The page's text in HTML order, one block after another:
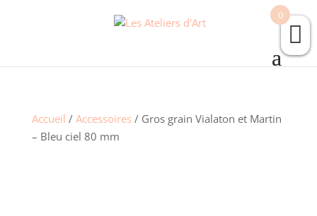
Accueil / Accessoires/ Gros grain Vialaton et Martin
– Bleu ciel 80 mm
0